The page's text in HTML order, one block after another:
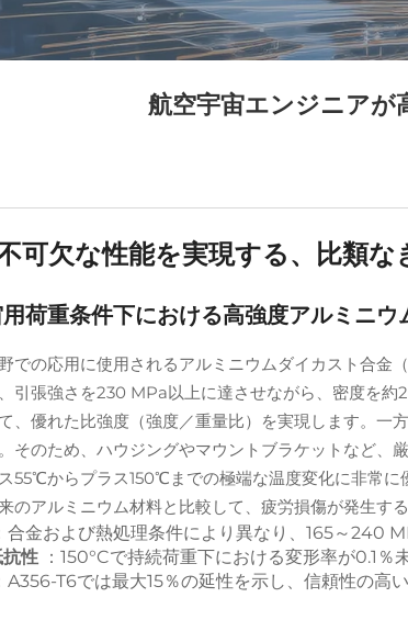
航空宇宙エンジニアが
可欠な性能を実現する、比類な
荷重条件下における高強度アルミニ
での応用に使用されるアルミニウムダイカスト合
引張強さを230 MPa以上に達させながら、密度を
、優れた比強度（強度／重量比）を実現します。
そのため、ハウジングやマウントブラケットなど、
55℃からプラス150℃までの極端な温度変化に非常
のアルミニウム材料と比較して、疲労損傷が発生す
合金および熱処理条件により異なり、165～240
性 ：150°Cで持続荷重下における変形率が0.1％
A356-T6では最大15％の延性を示し、信頼性の高